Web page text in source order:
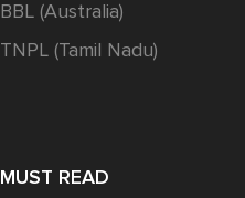
BBL (Australia)
TNPL (Tamil Nadu)
MUST READ